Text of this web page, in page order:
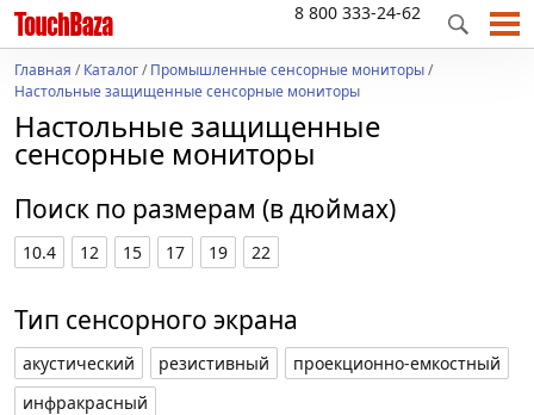
8 800 333-24-62
Главная /Каталог/Промышленные сенсорные мониторы/
Настольные защищенные сенсорные мониторы
Настольные защищенные
сенсорные мониторы
Поиск по размерам (в дюймах)
10.4 12 15 17 19 22
Тип сенсорного экрана
акустический резистивный
проекционно-емкостный
инфракрасный